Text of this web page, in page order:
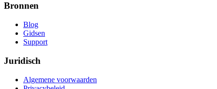
Bronnen
Blog
Gidsen
Support
Juridisch
Algemene voorwaarden